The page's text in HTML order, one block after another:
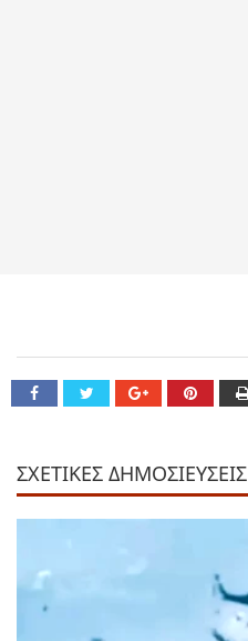
ΣΧΕΤΙΚΕΣ ΔΗΜΟΣΙΕΥΣΕΙΣ